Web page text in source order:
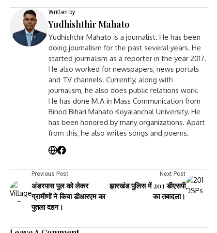
Written by
Yudhishthir Mahato
Yudhishthir Mahato is a journalist. He has been
doing journalism for the past several years. He
started journalism as a reporter in the year 2017.
He also worked for newspapers, news portals
and TV channels. Currently, along with
journalism, he also does public relations work.
He has done M.A in Mass Communication from
Binod Bihari Mahato Koyalanchal University. He
has been honored by many organizations. Apart
from this, he also writes songs and poems.
Previous Post
अंडरपास पुल को लेकर
ग्रामीणों ने किया डीआरएम का
पुतला दहन।
Next Post
झारखंड पुलिस में 201 डीएसपी
का तबादला।